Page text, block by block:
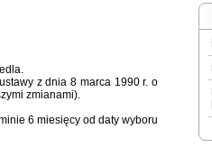
z dnia 8 marca 1990 r. o
zmianami).
6 miesięcy od daty wyboru